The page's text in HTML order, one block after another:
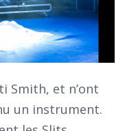
Smith, et n’ont
un instrument.